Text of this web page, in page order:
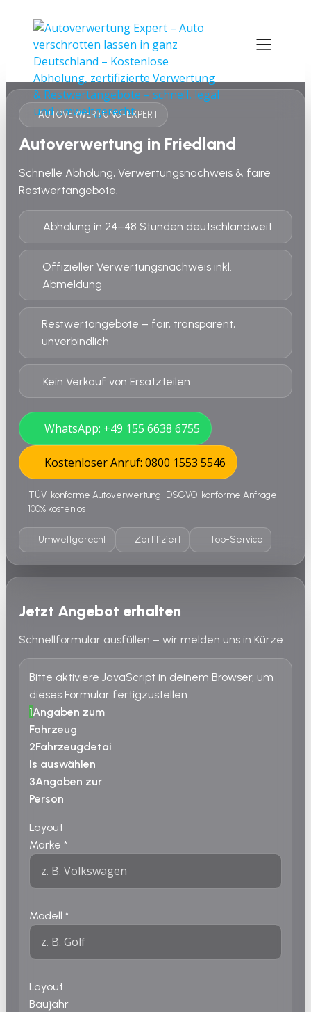
AUTOVERWERTUNG-EXPERT
Autoverwertung in Friedland
Schnelle Abholung, Verwertungsnachweis & faire
Restwertangebote.
Abholung in 24–48 Stunden deutschlandweit
Offizieller Verwertungsnachweis inkl.
Abmeldung
Restwertangebote – fair, transparent,
unverbindlich
Kein Verkauf von Ersatzteilen
WhatsApp: +49 155 6638 6755
Kostenloser Anruf: 0800 1553 5546
TÜV-konforme Autoverwertung • DSGVO-konforme Anfrage •
100% kostenlos
Umweltgerecht Zertifiziert Top-Service
Jetzt Angebot erhalten
Schnellformular ausfüllen – wir melden uns in Kürze.
Bitte aktiviere JavaScript in deinem Browser, um
dieses Formular fertigzustellen.
1Angaben zum
Fahrzeug
2Fahrzeugdetai
ls auswählen
3Angaben zur
Person
Layout
Marke *
Modell *
Layout
Baujahr